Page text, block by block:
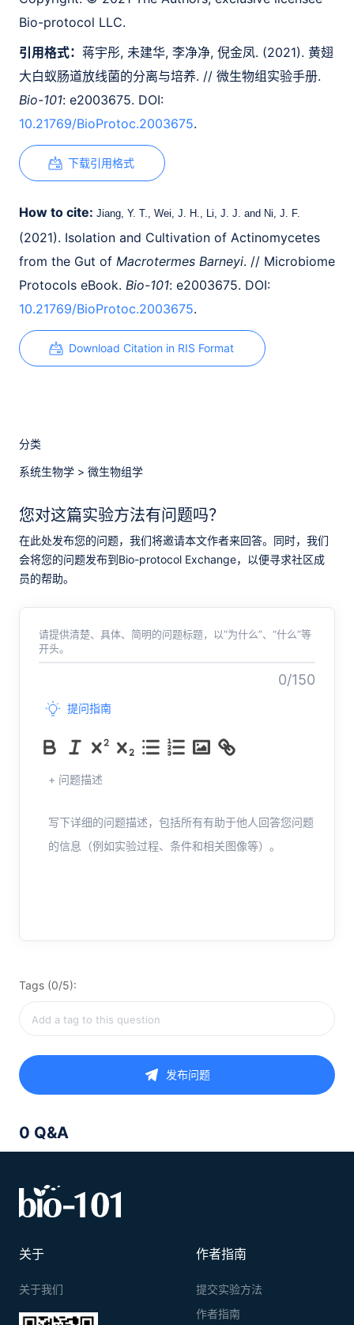
Bio-protocol LLC.
引用格式： 蒋宇彤, 未建华, 李净净, 倪金凤. (2021). 黄翅
大白蚁肠道放线菌的分离与培养. // 微生物组实验手册.
Bio-101: e2003675. DOI:
10.21769/BioProtoc.2003675.
下载引用格式
How to cite: Jiang, Y. T., Wei, J. H., Li, J. J. and Ni, J. F.
(2021). Isolation and Cultivation of Actinomycetes
from the Gut of Macrotermes Barneyi. // Microbiome
Protocols eBook. Bio-101: e2003675. DOI:
10.21769/BioProtoc.2003675.
Download Citation in RIS Format
分类
系统生物学 > 微生物组学
您对这篇实验方法有问题吗？
在此处发布您的问题，我们将邀请本文作者来回答。同时，我们
会将您的问题发布到Bio-protocol Exchange，以便寻求社区成
员的帮助。
请提供清楚、具体、简明的问题标题，以“为什么”、“什么”等
开头。
0/150
提问指南
+ 问题描述
写下详细的问题描述，包括所有有助于他人回答您问题
的信息（例如实验过程、条件和相关图像等）。
Tags (0/5):
发布问题
0 Q&A
关于
关于我们
作者指南
提交实验方法
作者指南